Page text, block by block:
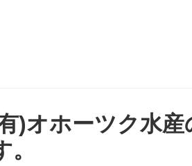
)オホーツク水